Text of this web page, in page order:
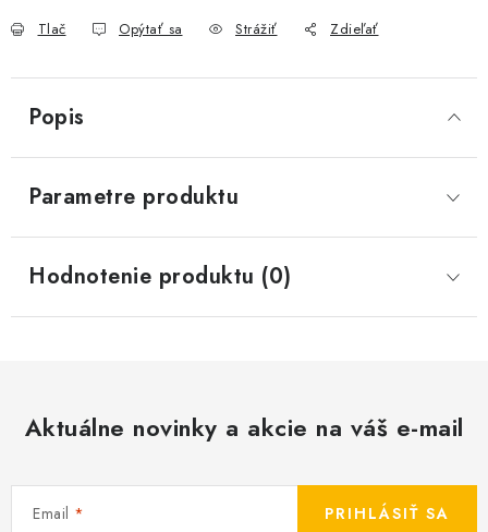
Tlač Opýtať sa Strážiť Zdieľať
Popis
Parametre produktu
Hodnotenie produktu (0)
Aktuálne novinky a akcie na váš e-mail
Email PRIHLÁSIŤ SA